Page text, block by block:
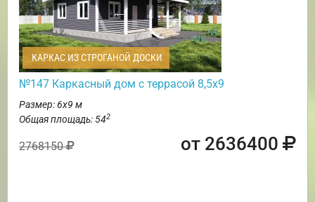
КАРКАС ИЗ СТРОГАНОЙ ДОСКИ
№147 Каркасный дом с террасой 8,5х9
Размер: 6х9 м
Общая площадь: 542
2768150 от 2636400